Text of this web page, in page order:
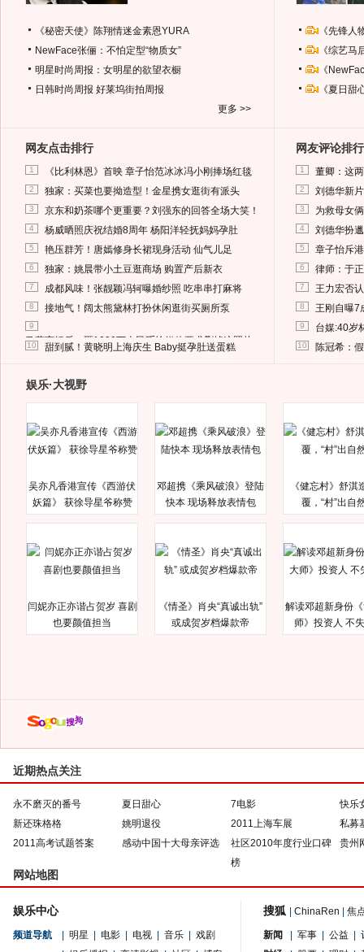
《秘密天使》陈翔情迷金素恩YURA
NewFace张俪：不怕定型“物质女”
明星时尚周报：女明星的欲望衣橱
日韩时尚周报 好莱坞街拍周报
更多 >>
《先锋
《综艺
《
《夏日
网友点击排行
1 《比利林恩》首映 章子怡范冰冰冯小刚捧场红毯
2 独家：买菜也要拗造型！金星携女逛街有派头
3 京东和奶茶哪个更重要？刘强东的回答全场大笑！
4 杨威晒照庆祝结婚8周年 杨阳洋轻抚妈妈孕肚
5 艳压群芳！唐嫣修身长裙现身活动 仙气儿足
6 独家：姚晨带小土豆逛商场 购置产后新衣
7 成都风味！张靓颖冯轲曝婚纱照 吃串串打麻将
8 接地气！阔太熊黛林打扮休闲逛街买厕所泵
9
马蓉离婚后，砸1000万人民币给媒体要求删掉这照片
10 甜到腻！黄晓明上海庆生 Baby挺孕肚送蛋糕
网友评论排行
1 董卿：这
2 刘德华新
3 为救母女
4 刘德华扮
5 章子怡斥
6 律师：于
7 王力宏否
8 王刚自曝7
9 台媒:40岁
10 陈冠希：
娱乐·大视野
吴亦凡香港宣传《西游伏
妖篇》 获徐导星爷称赞
邓超携《乘风破浪》登陆
快本 现场释放表情包
《健忘村》舒淇
覆，“村”出自
闫妮亦正亦谐占贺岁 喜剧
也要颜值担当
《情圣》肖央“真诚出轨”
或成贺岁档爆款帝
解读邓超新身份
师》投资人 不
近期热点关注
永不磨灭的番号 夏日甜心 7电影
快乐
新还珠格格
姚明退役 2011上海车展
私募
2011高考试题答案
感动中国十大母亲评选
社区2010年度行业口碑
榜
贵州
网站地图
娱乐中心
频道导航 明星 电影 电视 音乐
戏剧
搜狐 ChinaRen 焦
新闻 军事 公益